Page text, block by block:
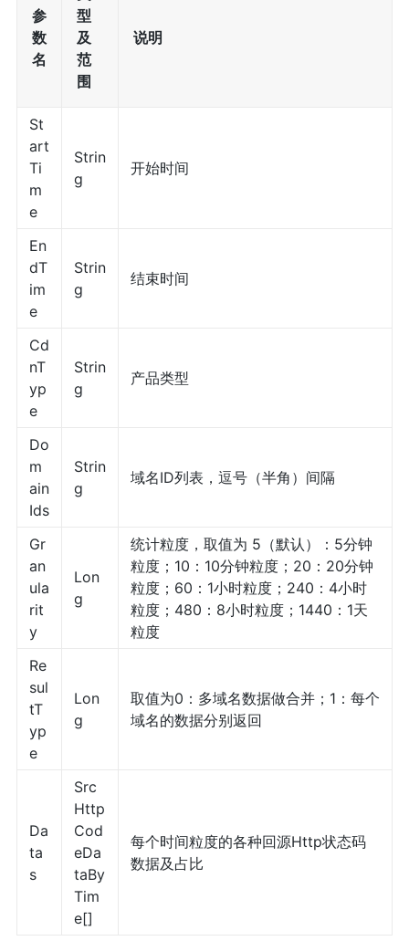
参
数
名
型
及
范
围
说明
St
art
Ti
m
e
Strin
g
开始时间
En
dT
im
e
Strin
g
结束时间
Cd
nT
yp
e
Strin
g
产品类型
Do
m
ain
Ids
Strin
g
域名ID列表，逗号（半角）间隔
Gr
an
ula
rit
y
Lon
g
统计粒度，取值为 5（默认）：5分钟
粒度；10：10分钟粒度；20：20分钟
粒度；60：1小时粒度；240：4小时
粒度；480：8小时粒度；1440：1天
粒度
Re
sul
tT
yp
e
Lon
g
取值为0：多域名数据做合并；1：每个
域名的数据分别返回
Da
ta
s
Src
Http
Cod
eDa
taBy
Tim
e[]
每个时间粒度的各种回源Http状态码
数据及占比